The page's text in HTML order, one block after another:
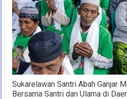
Sukarelawan Santri Abah Ganjar
Bersama Santri dan Ulama di